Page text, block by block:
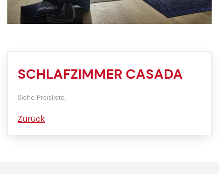
SCHLAFZIMMER CASADA
Siehe Preisliste.
Zurück